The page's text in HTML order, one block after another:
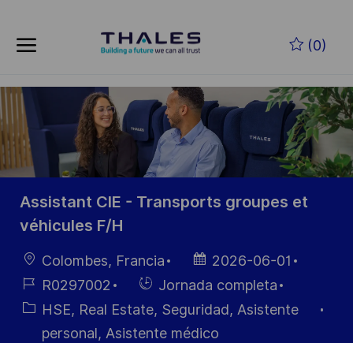
(0)
-
Assistant CIE - Transports groupes et
véhicules F/H
Ubicación
Colombes, Francia
Fecha de
publicación
2026-06-01
ID de
empleo
R0297002
Hiring
Type
Jornada completa
Categoría
HSE, Real Estate, Seguridad, Asistente
personal, Asistente médico